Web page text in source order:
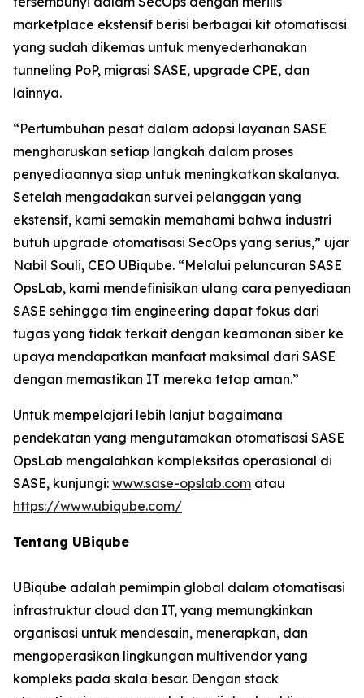
marketplace ekstensif berisi berbagai kit otomatisasi
yang sudah dikemas untuk menyederhanakan
tunneling PoP, migrasi SASE, upgrade CPE, dan
lainnya.
“Pertumbuhan pesat dalam adopsi layanan SASE
mengharuskan setiap langkah dalam proses
penyediaannya siap untuk meningkatkan skalanya.
Setelah mengadakan survei pelanggan yang
ekstensif, kami semakin memahami bahwa industri
butuh upgrade otomatisasi SecOps yang serius,” ujar
Nabil Souli, CEO UBiqube. “Melalui peluncuran SASE
OpsLab, kami mendefinisikan ulang cara penyediaan
SASE sehingga tim engineering dapat fokus dari
tugas yang tidak terkait dengan keamanan siber ke
upaya mendapatkan manfaat maksimal dari SASE
dengan memastikan IT mereka tetap aman.”
Untuk mempelajari lebih lanjut bagaimana
pendekatan yang mengutamakan otomatisasi SASE
OpsLab mengalahkan kompleksitas operasional di
SASE, kunjungi: www.sase-opslab.com atau
https://www.ubiqube.com/
Tentang UBiqube
UBiqube adalah pemimpin global dalam otomatisasi
infrastruktur cloud dan IT, yang memungkinkan
organisasi untuk mendesain, menerapkan, dan
mengoperasikan lingkungan multivendor yang
kompleks pada skala besar. Dengan stack